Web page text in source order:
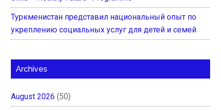
Туркменистан представил национальный опыт по
укреплению социальных услуг для детей и семей
Archives
August 2026 (50)